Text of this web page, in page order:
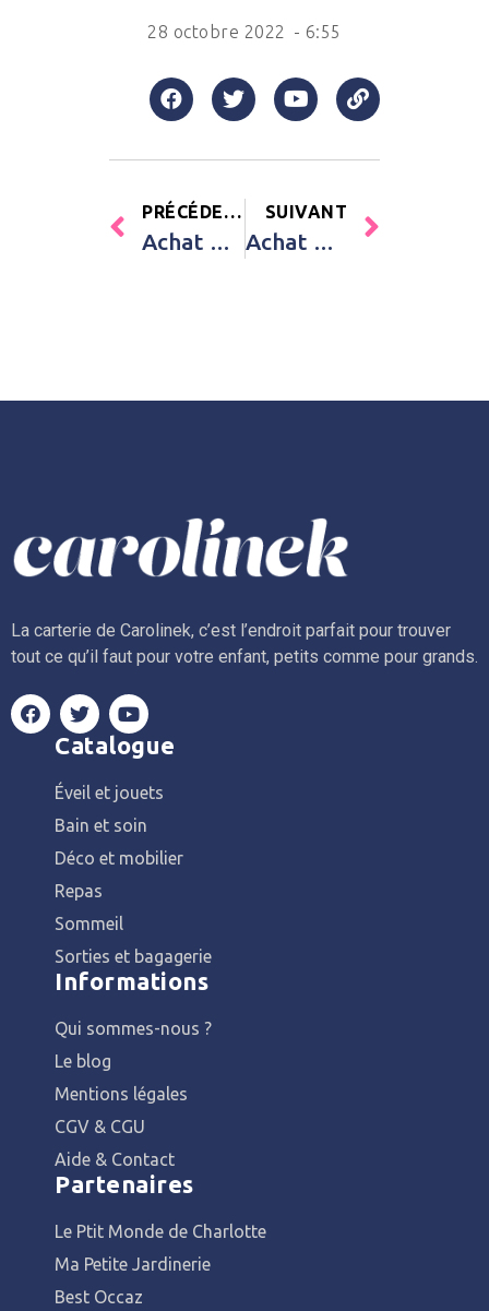
28 octobre 2022 - 6:55
PRÉCÉDENT
Achat Etagère avec voitures Jabadabado Multicolore Enfant
SUIVANT
Achat Lot de 4 écrous à visser Plan Toys Rouge Enfant
La carterie de Carolinek, c’est l’endroit parfait pour trouver
tout ce qu’il faut pour votre enfant, petits comme pour grands.
Catalogue
Éveil et jouets
Bain et soin
Déco et mobilier
Repas
Sommeil
Sorties et bagagerie
Informations
Qui sommes-nous ?
Le blog
Mentions légales
CGV & CGU
Aide & Contact
Partenaires
Le Ptit Monde de Charlotte
Ma Petite Jardinerie
Best Occaz